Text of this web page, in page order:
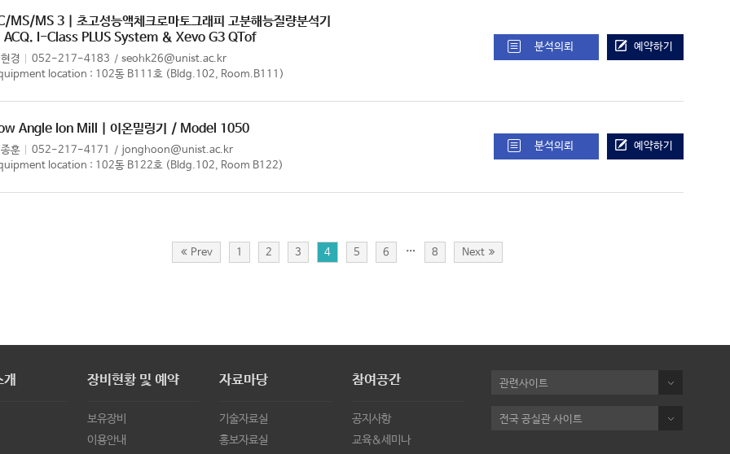
MS/MS 3 | 초고성능액체크로마토그래피 고분해능질량분석기
I-Class PLUS System & Xevo G3 QTof
경 052-217-4183
seohk26@unist.ac.kr
location : 102동 B111호 (Bldg.102, Room.B111)
분석의뢰 예약하기
Angle Ion Mill | 이온밀링기 / Model 1050
훈 052-217-4171
jonghoon@unist.ac.kr
location : 102동 B122호 (Bldg.102, Room B122)
분석의뢰 예약하기
Prev 1 2 3 4 5 6 … 8 Next
장비현황 및 예약
보유장비
이용안내
자료마당
기술자료실
홍보자료실
참여공간
공지사항
교육&세미나
관련사이트
전국 공실관 사이트